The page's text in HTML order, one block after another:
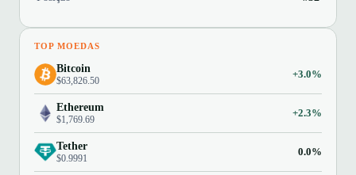
TOP MOEDAS
Bitcoin
$63,826.50
+3.0%
Ethereum
$1,769.69
+2.3%
Tether
$0.9991
0.0%